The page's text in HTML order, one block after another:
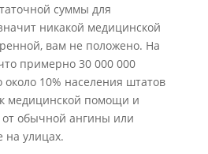
суммы для
никакой медицинской
вам не положено. На
примерно 30 000 000
около 10% населения штатов
медицинской помощи и
обычной ангины или
на улицах.